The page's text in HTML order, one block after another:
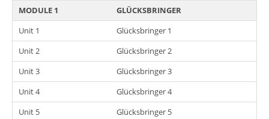
MODULE 1
GLÜCKSBRINGER
Unit 1
Glücksbringer 1
Unit 2
Glücksbringer 2
Unit 3
Glücksbringer 3
Unit 4
Glücksbringer 4
Unit 5
Glücksbringer 5